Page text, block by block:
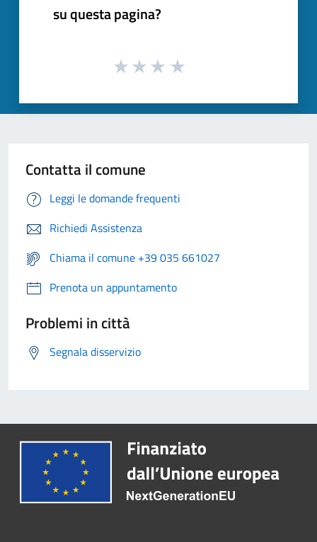
su questa pagina?
Contatta il comune
Leggi le domande frequenti
Richiedi Assistenza
Chiama il comune +39 035 661027
Prenota un appuntamento
Problemi in città
Segnala disservizio